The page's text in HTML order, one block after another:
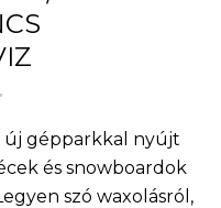
új gépparkkal nyújt
és snowboardok
szó waxolásról,